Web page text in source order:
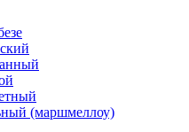
(маршмеллоу)